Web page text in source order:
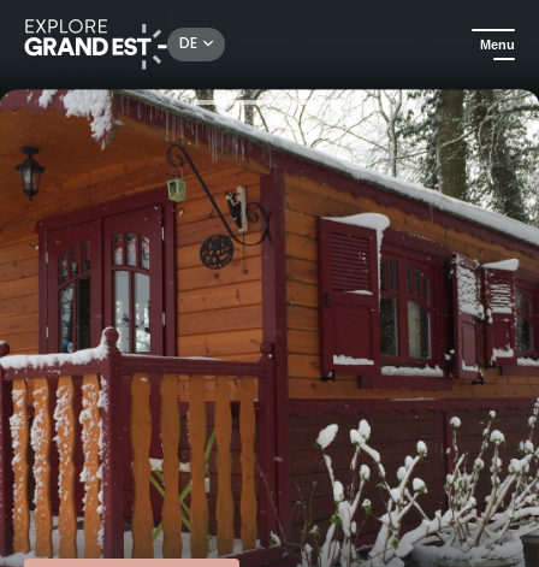
DE Menu
Sehenswertes in der Region Grand Est Außergewöhnliche Übernachtungen